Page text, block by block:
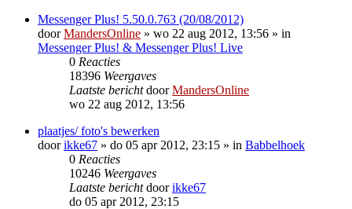
Messenger Plus! 5.50.0.763 (20/08/2012)
doorMandersOnline » wo 22 aug 2012, 13:56 » in
Messenger Plus! & Messenger Plus! Live
0 Reacties
18396 Weergaves
Laatste berichtdoorMandersOnline
wo 22 aug 2012, 13:56
plaatjes/ foto's bewerken
doorikke67 » do 05 apr 2012, 23:15 » in Babbelhoek
0 Reacties
10246 Weergaves
Laatste berichtdoorikke67
do 05 apr 2012, 23:15